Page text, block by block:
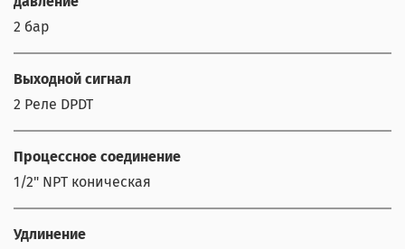
2 бар
Выходной сигнал
2 Реле DPDT
Процессное соединение
1/2" NPT коническая
Удлинение